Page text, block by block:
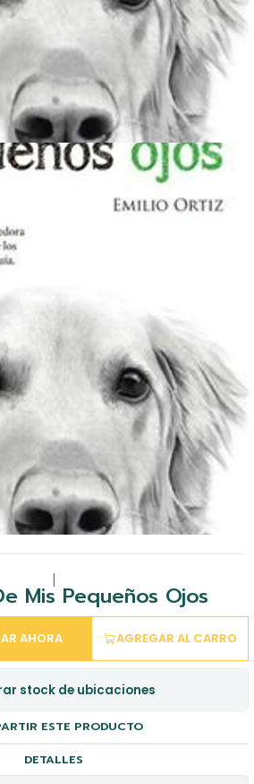
Mis Pequeños Ojos
AGREGAR AL CARRO
AHORA
stock de ubicaciones
ESTE PRODUCTO
DETALLES